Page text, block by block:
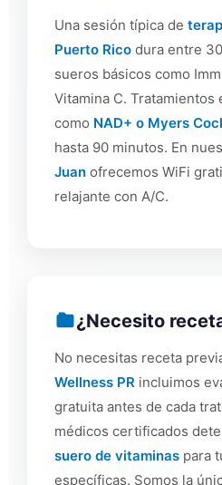
Una sesión típica de
Puerto Rico dura entre
sueros básicos como
Vitamina C. Tratamientos
como NAD+ o Myers
hasta 90 minutos. En
Juan ofrecemos WiFi
relajante con A/C.
¿Necesito
No necesitas receta
Wellness PR incluimos
gratuita antes de cada
médicos certificados
suero de vitaminas para
específicas. Somos la